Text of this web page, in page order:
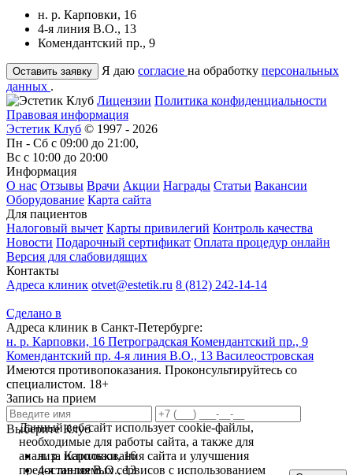
н. р. Карповки, 16
4-я линия В.О., 13
Комендантский пр., 9
Я даю согласие на обработку персональных
данных .
Лицензии Политика конфиденциальности
Правовая информация
Эстетик Клуб © 1997 - 2026
Пн - Сб с 09:00 до 21:00,
Вс с 10:00 до 20:00
Информация
О нас Отзывы Врачи Акции Награды Статьи Вакансии
Оборудование Карта сайта
Для пациентов
Налоговый вычет Карты привилегий Контроль качества
Новости Подарочный сертификат Оплата процедур онлайн
Версия для слабовидящих
Контакты
Адреса клиник otvet@estetik.ru 8 (812) 242-14-14
Сделано в
Адреса клиник в Санкт-Петербурге:
н. р. Карповки, 16 Петроградская Комендантский пр., 9
Комендантский пр. 4-я линия В.О., 13 Василеостровская
Имеются противопоказания. Проконсультируйтесь со
специалистом. 18+
Запись на прием
Выберите Клуб
н. р. Карповки, 16
4-я линия В.О., 13
Данный веб-сайт использует cookie-файлы,
необходимые для работы сайта, а также для
анализа использования сайта и улучшения
предоставляемых сервисов с использованием